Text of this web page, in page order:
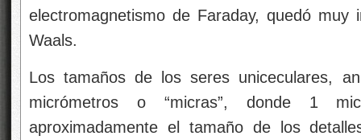
electromagnetismo de Faraday, quedó
Waals.
Los tamaños de los seres uniceculares,
micrómetros o “micras”, donde 1
aproximadamente el tamaño de los